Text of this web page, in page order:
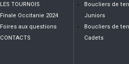
LES TOURNOIS
Finale Occitanie 2024
Foires aux questions
CONTACTS
Boucliers de
Juniors
Boucliers de
Cadets